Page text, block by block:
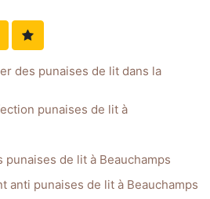
des punaises de lit dans la
punaises de lit à
de lit à Beauchamps
anti punaises de lit à Beauchamps